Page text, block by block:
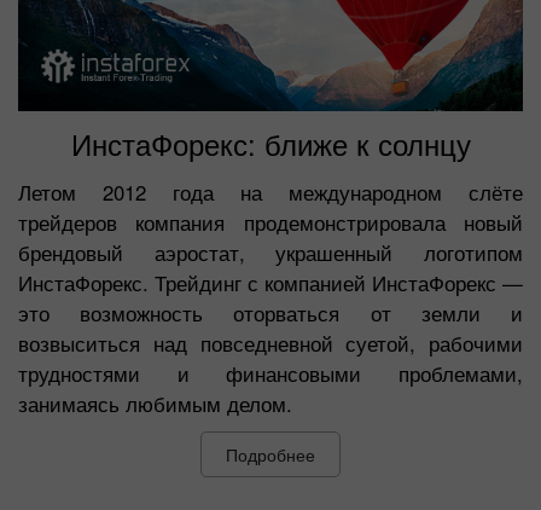
ИнстаФорекс: ближе к солнцу
Летом 2012 года на международном слёте
трейдеров компания продемонстрировала новый
брендовый аэростат, украшенный логотипом
ИнстаФорекс. Трейдинг с компанией ИнстаФорекс —
это возможность оторваться от земли и
возвыситься над повседневной суетой, рабочими
трудностями и финансовыми проблемами,
занимаясь любимым делом.
Подробнее